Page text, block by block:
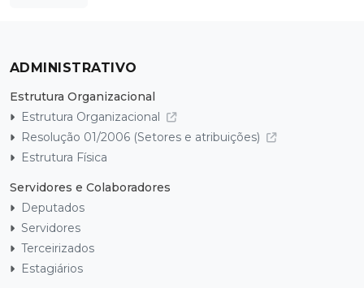
ADMINISTRATIVO
Estrutura Organizacional
Estrutura Organizacional
Resolução 01/2006 (Setores e atribuições)
Estrutura Física
Servidores e Colaboradores
Deputados
Servidores
Terceirizados
Estagiários